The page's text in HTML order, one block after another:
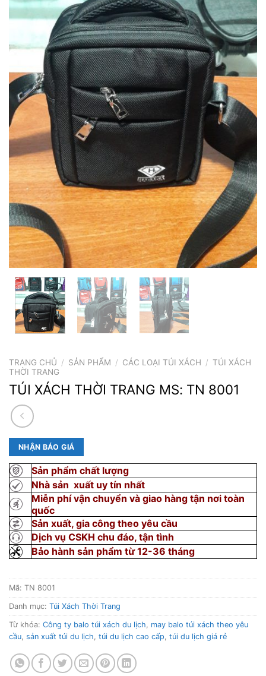
TRANG CHỦ / SẢN PHẨM / CÁC LOẠI TÚI XÁCH / TÚI XÁCH
THỜI TRANG
TÚI XÁCH THỜI TRANG MS: TN 8001
NHẬN BÁO GIÁ
Sản phẩm chất lượng
Nhà sản xuất uy tín nhất
Miễn phí vận chuyển và giao hàng tận nơi toàn
quốc
Sản xuất, gia công theo yêu cầu
Dịch vụ CSKH chu đáo, tận tình
Bảo hành sản phẩm từ 12-36 tháng
Mã: TN 8001
Danh mục: Túi Xách Thời Trang
Từ khóa: Công ty balo túi xách du lịch, may balo túi xách theo yêu
cầu, sản xuất túi du lịch, túi du lịch cao cấp, túi du lịch giá rẻ